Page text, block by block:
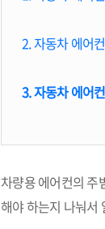
2. 자동차 에어
3. 자동차 에어
차량용 에어컨의 주
해야 하는지 나눠서